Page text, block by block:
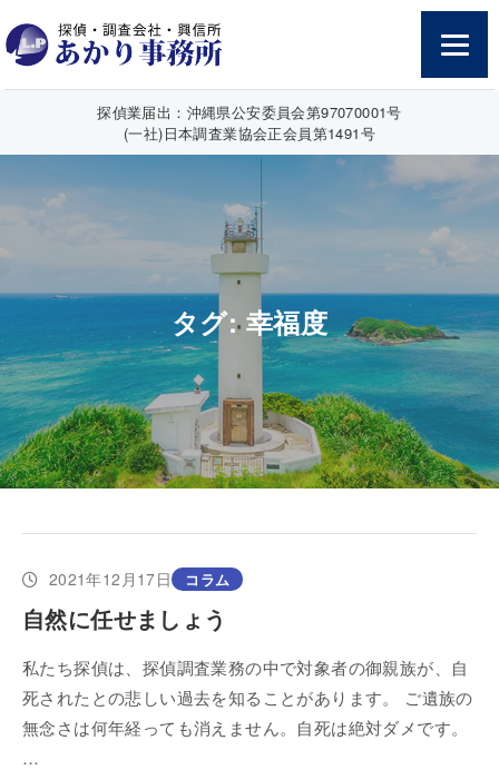
探偵業届出：沖縄県公安委員会第97070001号
(一社)日本調査業協会正会員第1491号
タグ:幸福度
2021年12月17日 コラム
自然に任せましょう
私たち探偵は、探偵調査業務の中で対象者の御親族が、自
死されたとの悲しい過去を知ることがあります。 ご遺族の
無念さは何年経っても消えません。自死は絶対ダメです。
…